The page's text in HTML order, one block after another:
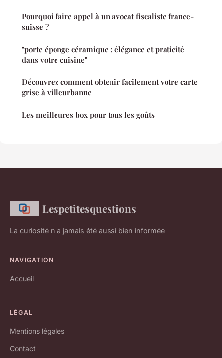
Pourquoi faire appel à un avocat fiscaliste france-
suisse ?
"porte éponge céramique : élégance et praticité
dans votre cuisine"
Découvrez comment obtenir facilement votre carte
grise à villeurbanne
Les meilleures box pour tous les goûts
Lespetitesquestions
La curiosité n'a jamais été aussi bien informée
NAVIGATION
Accueil
LÉGAL
Mentions légales
Contact